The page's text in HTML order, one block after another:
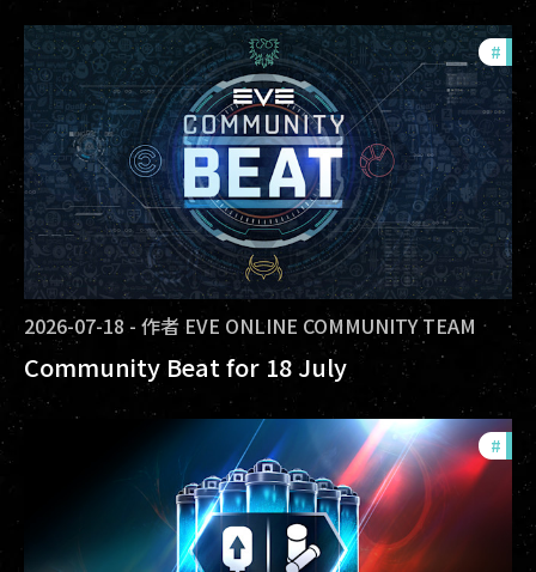
#
2026-07-18 - 作者 EVE ONLINE COMMUNITY TEAM
Community Beat for 18 July
#